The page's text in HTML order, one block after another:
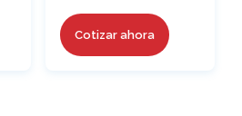
Cotizar ahora